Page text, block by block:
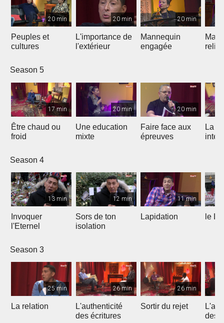
20 min
Peuples et
cultures
20 min
L'importance de
l'extérieur
20 min
Mannequin
engagée
Season 5
17 min
Être chaud ou
froid
20 min
Une education
mixte
20 min
Faire face aux
épreuves
La
Season 4
13 min
Invoquer
l'Eternel
12 min
Sors de ton
isolation
11 min
Lapidation le
Season 3
25 min
La relation
26 min
L'authenticité
des écritures
26 min
Sortir du rejet
des